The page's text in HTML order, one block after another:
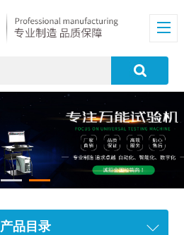
产品目录